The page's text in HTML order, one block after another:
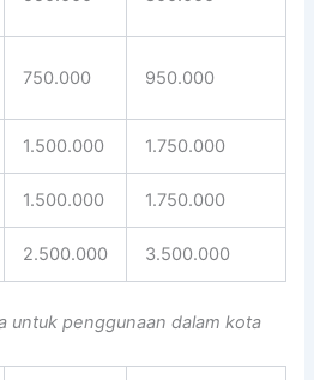
750.000 950.000
1.500.000 1.750.000
1.500.000 1.750.000
2.500.000 3.500.000
untuk penggunaan dalam kota